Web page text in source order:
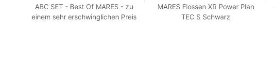
ABC SET - Best Of MARES - zu
einem sehr erschwinglichen Preis
MARES Flossen XR Power Plan
TEC S Schwarz